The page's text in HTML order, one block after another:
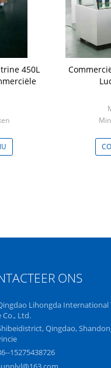
450L
ONS
Lihongda International
Co., Ltd.
Qingdao,
15275438726